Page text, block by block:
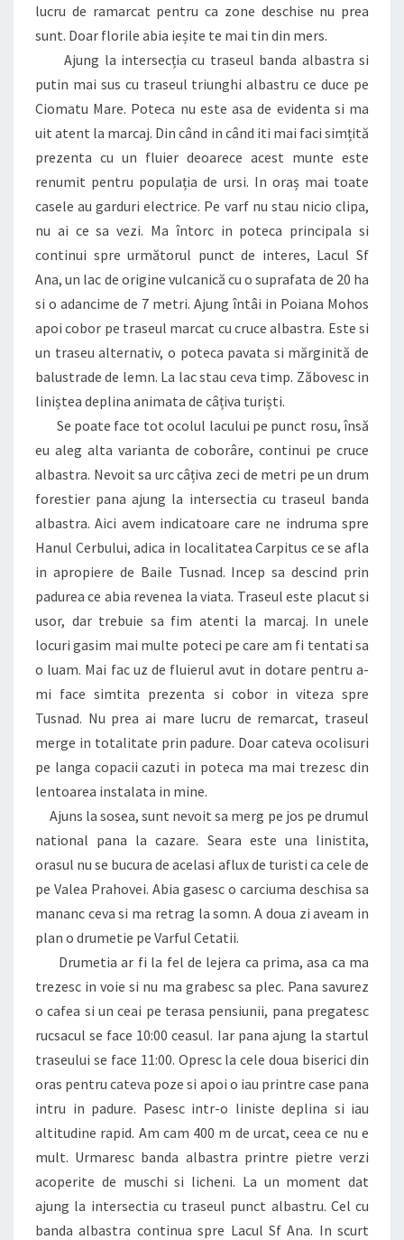
lucru de ramarcat pentru ca zone deschise nu prea
sunt. Doar florile abia ieșite te mai tin din mers.
Ajung la intersecția cu traseul banda albastra si
putin mai sus cu traseul triunghi albastru ce duce pe
Ciomatu Mare. Poteca nu este asa de evidenta si ma
uit atent la marcaj. Din când in când iti mai faci simțită
prezenta cu un fluier deoarece acest munte este
renumit pentru populația de ursi. In oraș mai toate
casele au garduri electrice. Pe varf nu stau nicio clipa,
nu ai ce sa vezi. Ma întorc in poteca principala si
continui spre următorul punct de interes, Lacul Sf
Ana, un lac de origine vulcanică cu o suprafata de 20 ha
si o adancime de 7 metri. Ajung întâi in Poiana Mohos
apoi cobor pe traseul marcat cu cruce albastra. Este si
un traseu alternativ, o poteca pavata si mărginită de
balustrade de lemn. La lac stau ceva timp. Zăbovesc in
liniștea deplina animata de câțiva turiști.
Se poate face tot ocolul lacului pe punct rosu, însă
eu aleg alta varianta de coborâre, continui pe cruce
albastra. Nevoit sa urc câțiva zeci de metri pe un drum
forestier pana ajung la intersectia cu traseul banda
albastra. Aici avem indicatoare care ne indruma spre
Hanul Cerbului, adica in localitatea Carpitus ce se afla
in apropiere de Baile Tusnad. Incep sa descind prin
padurea ce abia revenea la viata. Traseul este placut si
usor, dar trebuie sa fim atenti la marcaj. In unele
locuri gasim mai multe poteci pe care am fi tentati sa
o luam. Mai fac uz de fluierul avut in dotare pentru a-
mi face simtita prezenta si cobor in viteza spre
Tusnad. Nu prea ai mare lucru de remarcat, traseul
merge in totalitate prin padure. Doar cateva ocolisuri
pe langa copacii cazuti in poteca ma mai trezesc din
lentoarea instalata in mine.
Ajuns la sosea, sunt nevoit sa merg pe jos pe drumul
national pana la cazare. Seara este una linistita,
orasul nu se bucura de acelasi aflux de turisti ca cele de
pe Valea Prahovei. Abia gasesc o carciuma deschisa sa
mananc ceva si ma retrag la somn. A doua zi aveam in
plan o drumetie pe Varful Cetatii.
Drumetia ar fi la fel de lejera ca prima, asa ca ma
trezesc in voie si nu ma grabesc sa plec. Pana savurez
o cafea si un ceai pe terasa pensiunii, pana pregatesc
rucsacul se face 10:00 ceasul. Iar pana ajung la startul
traseului se face 11:00. Opresc la cele doua biserici din
oras pentru cateva poze si apoi o iau printre case pana
intru in padure. Pasesc intr-o liniste deplina si iau
altitudine rapid. Am cam 400 m de urcat, ceea ce nu e
mult. Urmaresc banda albastra printre pietre verzi
acoperite de muschi si licheni. La un moment dat
ajung la intersectia cu traseul punct albastru. Cel cu
banda albastra continua spre Lacul Sf Ana. In scurt